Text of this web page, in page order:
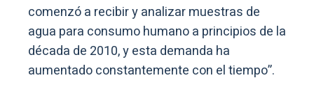
comenzó a recibir y analizar muestras de
agua para consumo humano a principios de la
década de 2010, y esta demanda ha
aumentado constantemente con el tiempo”.